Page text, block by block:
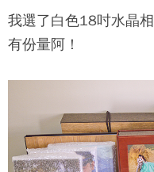
我選了白色18吋水晶
有份量阿！